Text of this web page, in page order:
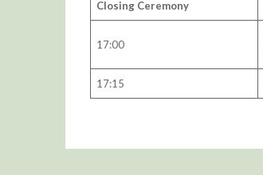
Closing Ceremony
17:00
17:15